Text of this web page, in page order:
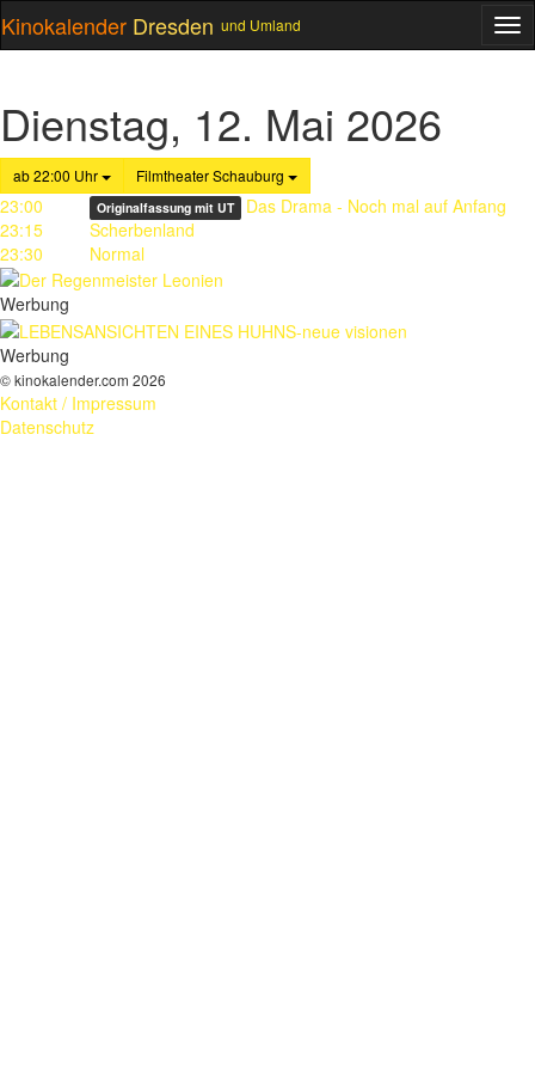
Kinokalender Dresden und Umland
Dienstag, 12. Mai 2026
ab 22:00 Uhr Filmtheater Schauburg
23:00 Originalfassung mit UT
Das Drama - Noch mal auf Anfang
23:15
Scherbenland
23:30
Normal
Werbung
Werbung
© kinokalender.com 2026
Kontakt / Impressum
Datenschutz